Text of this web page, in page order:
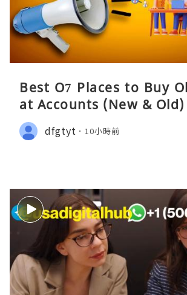
Best O7 Places to Buy
at Accounts (New & Old)
dfgtyt 10小時前